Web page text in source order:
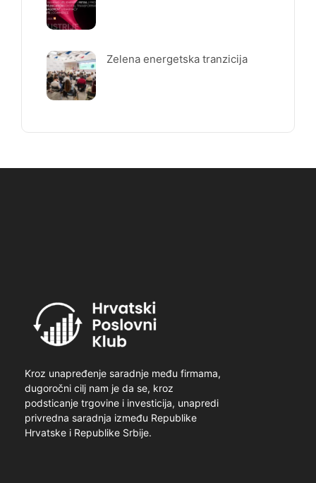
Zelena energetska tranzicija
Kroz unapređenje saradnje među firmama,
dugoročni cilj nam je da se, kroz
podsticanje trgovine i investicija, unapredi
privredna saradnja između Republike
Hrvatske i Republike Srbije.